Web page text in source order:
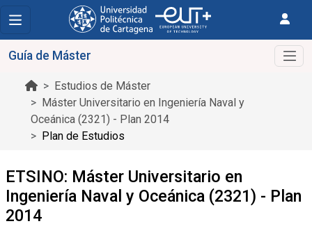
Estudios de Máster
Máster Universitario en Ingeniería Naval y
Oceánica (2321) - Plan 2014
Plan de Estudios
Guía de Máster
ETSINO: Máster Universitario en
Ingeniería Naval y Oceánica (2321) - Plan
2014